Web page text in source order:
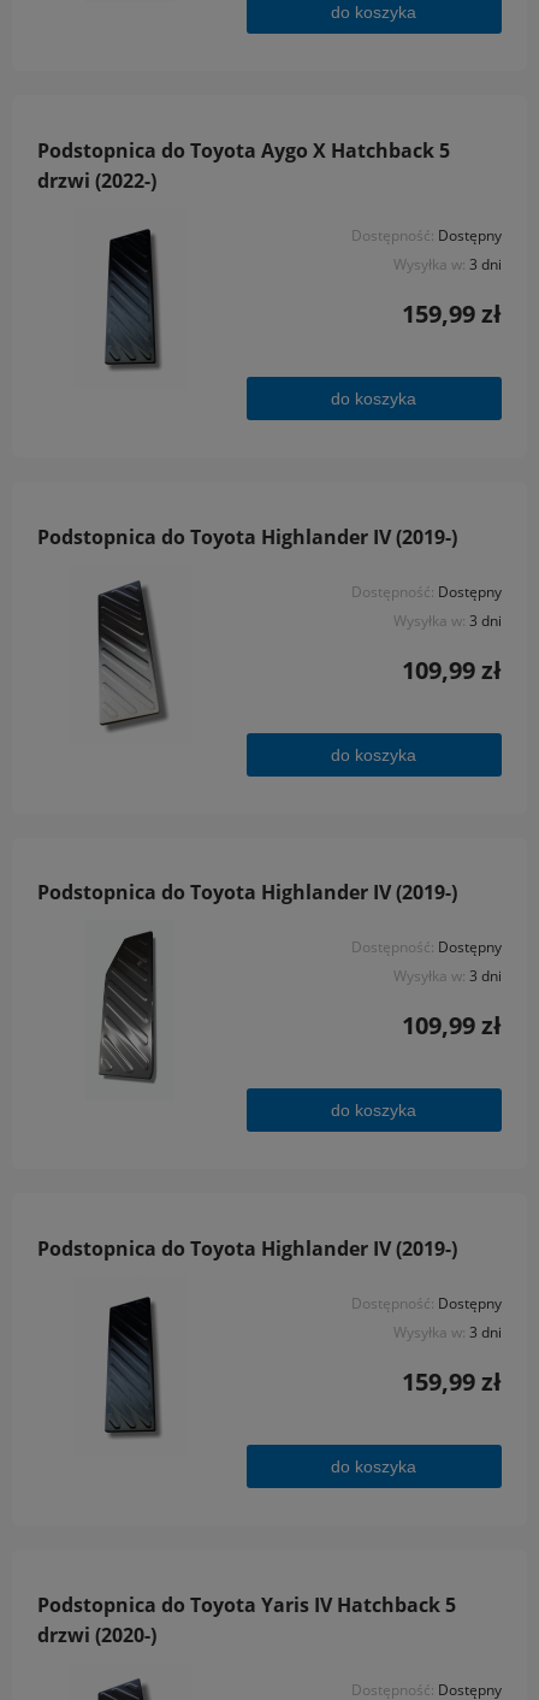
do koszyka
Podstopnica do Toyota Aygo X Hatchback 5
drzwi (2022-)
Dostępność: Dostępny
Wysyłka w: 3 dni
159,99 zł
do koszyka
Podstopnica do Toyota Highlander IV (2019-)
Dostępność: Dostępny
Wysyłka w: 3 dni
109,99 zł
do koszyka
Podstopnica do Toyota Highlander IV (2019-)
Dostępność: Dostępny
Wysyłka w: 3 dni
109,99 zł
do koszyka
Podstopnica do Toyota Highlander IV (2019-)
Dostępność: Dostępny
Wysyłka w: 3 dni
159,99 zł
do koszyka
Podstopnica do Toyota Yaris IV Hatchback 5
drzwi (2020-)
Dostępność: Dostępny